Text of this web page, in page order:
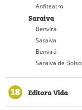
Anfiteatro
Saraiva
Benvirá
Saraiva
Benvirá
Saraiva de Bolso
18 Editora Vida